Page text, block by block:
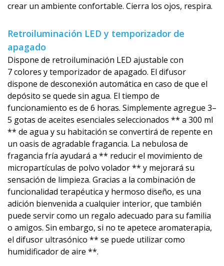
crear un ambiente confortable. Cierra los ojos, respira.
Retroiluminación LED y temporizador de
apagado
Dispone de retroiluminación LED ajustable con
7 colores y temporizador de apagado. El difusor
dispone de desconexión automática en caso de que el
depósito se quede sin agua. El tiempo de
funcionamiento es de 6 horas. Simplemente agregue 3–
5 gotas de aceites esenciales seleccionados ** a 300 ml
** de agua y su habitación se convertirá de repente en
un oasis de agradable fragancia. La nebulosa de
fragancia fría ayudará a ** reducir el movimiento de
micropartículas de polvo volador ** y mejorará su
sensación de limpieza. Gracias a la combinación de
funcionalidad terapéutica y hermoso diseño, es una
adición bienvenida a cualquier interior, que también
puede servir como un regalo adecuado para su familia
o amigos. Sin embargo, si no te apetece aromaterapia,
el difusor ultrasónico ** se puede utilizar como
humidificador de aire **.